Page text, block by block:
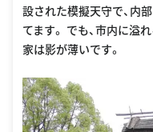
設された模擬天守で、内
てます。 でも、市内に溢
家は影が薄いです。